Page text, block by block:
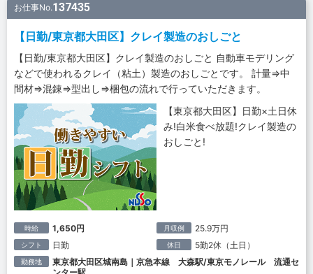
お仕事No.137435
【日勤/東京都大田区】クレイ製造のおしごと
【日勤/東京都大田区】クレイ製造のおしごと 自動車モデリング
などで使われるクレイ（粘土）製造のおしごとです。 計量⇒中
間材⇒混錬⇒型出し⇒梱包の流れで行っていただきます。
【東京都大田区】日勤×土日休
み!白米食べ放題!クレイ製造の
おしごと!
時給 1,650円 月収例 25.9万円
シフト 日勤 休日 5勤2休（土日）
勤務地
東京都大田区城南島｜京急本線 大森駅/東京モノレール 流通セ